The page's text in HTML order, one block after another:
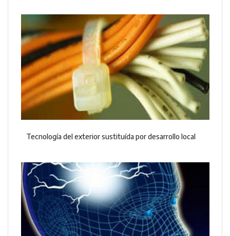
Tecnología del exterior sustituída por desarrollo local